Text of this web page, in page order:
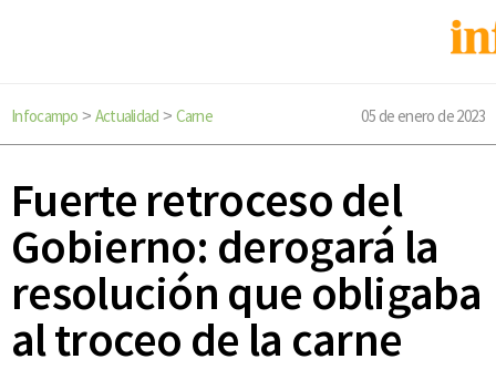
Infocampo > Actualidad > Carne 05 de enero de 2023
Fuerte retroceso del
Gobierno: derogará la
resolución que obligaba
al troceo de la carne